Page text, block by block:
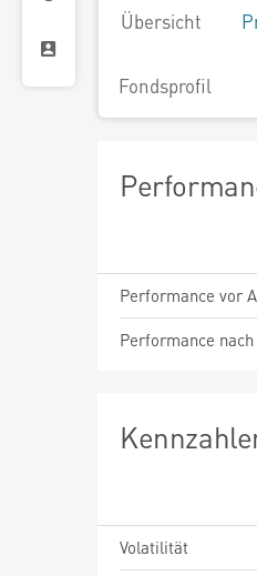
Übersicht
Fondsprofil
Performance vor
Performance nach
Volatilität